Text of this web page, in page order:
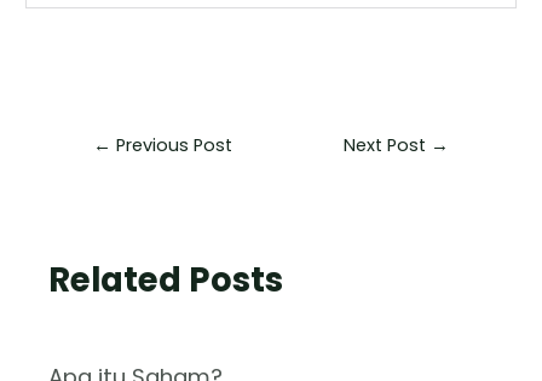
← Previous Post Next Post →
Related Posts